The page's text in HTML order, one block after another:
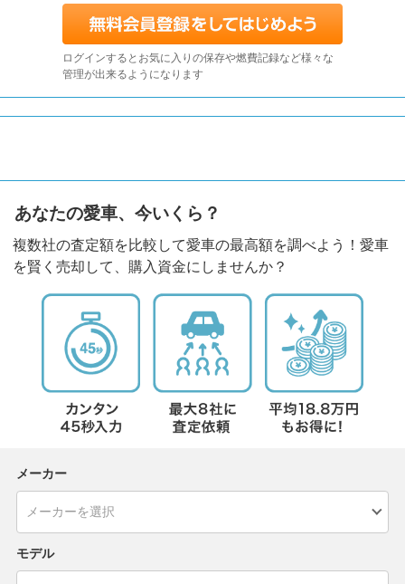
ログインするとお気に入りの保存や燃費記録など様々な
管理が出来るようになります
あなたの愛車、今いくら？
複数社の査定額を比較して愛車の最高額を調べよう！愛車
を賢く売却して、購入資金にしませんか？
メーカー
モデル